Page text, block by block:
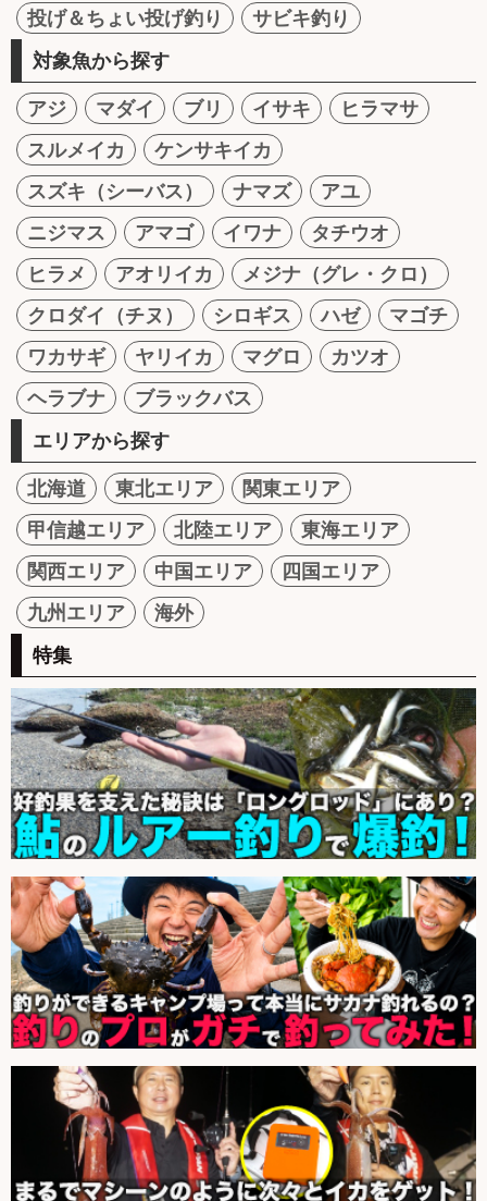
投げ＆ちょい投げ釣り
サビキ釣り
対象魚から探す
アジ マダイ ブリ イサキ
ヒラマサ
スルメイカ
ケンサキイカ
スズキ（シーバス）
ナマズ
アユ
ニジマス
アマゴ イワナ
タチウオ
ヒラメ
アオリイカ
メジナ（グレ・クロ）
クロダイ（チヌ）
シロギス ハゼ
マゴチ
ワカサギ
ヤリイカ マグロ
カツオ
ヘラブナ
ブラックバス
エリアから探す
北海道 東北エリア
関東エリア
甲信越エリア
北陸エリア
東海エリア
関西エリア
中国エリア
四国エリア
九州エリア
海外
特集